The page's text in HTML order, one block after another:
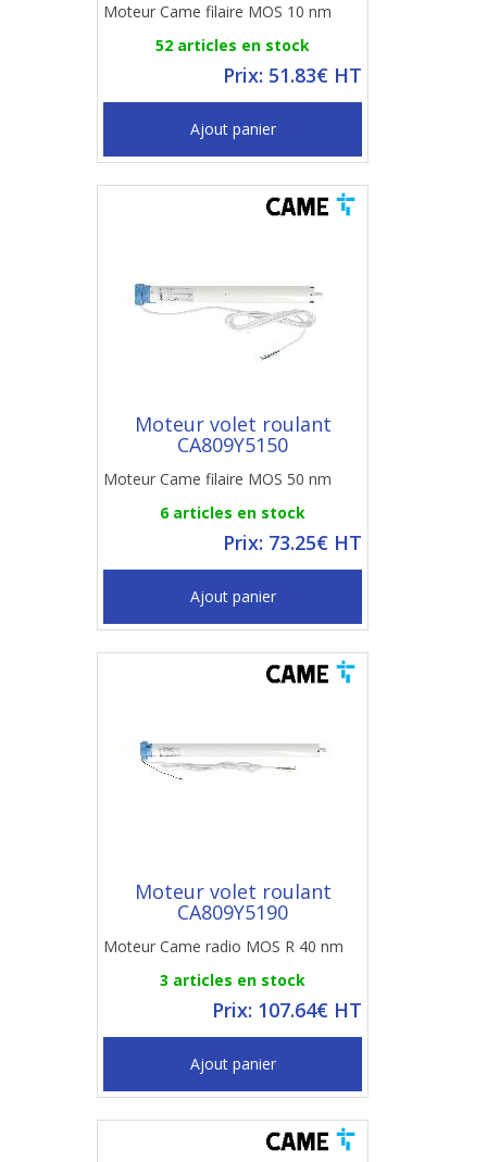
Moteur Came filaire MOS 10 nm
52 articles en stock
Prix: 51.83€ HT
Ajout panier
Moteur volet roulant
CA809Y5150
Moteur Came filaire MOS 50 nm
6 articles en stock
Prix: 73.25€ HT
Ajout panier
Moteur volet roulant
CA809Y5190
Moteur Came radio MOS R 40 nm
3 articles en stock
Prix: 107.64€ HT
Ajout panier